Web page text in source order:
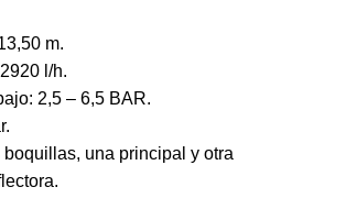
m.
l/h.
2,5 – 6,5 BAR.
una principal y otra